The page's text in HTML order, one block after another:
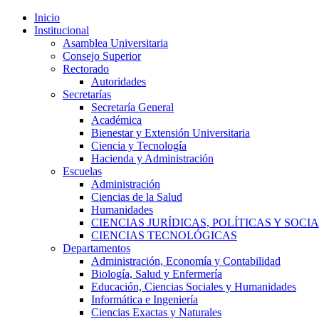
Inicio
Institucional
Asamblea Universitaria
Consejo Superior
Rectorado
Autoridades
Secretarías
Secretaría General
Académica
Bienestar y Extensión Universitaria
Ciencia y Tecnología
Hacienda y Administración
Escuelas
Administración
Ciencias de la Salud
Humanidades
CIENCIAS JURÍDICAS, POLÍTICAS Y
CIENCIAS TECNOLÓGICAS
Departamentos
Administración, Economía y Contabilidad
Biología, Salud y Enfermería
Educación, Ciencias Sociales y Humanidades
Informática e Ingeniería
Ciencias Exactas y Naturales